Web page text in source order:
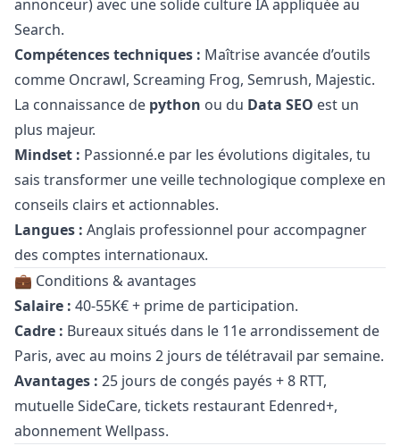
annonceur) avec une solide culture IA appliquée au
Search.
Compétences techniques : Maîtrise avancée d’outils
comme Oncrawl, Screaming Frog, Semrush, Majestic.
La connaissance de python ou du Data SEO est un
plus majeur.
Mindset : Passionné.e par les évolutions digitales, tu
sais transformer une veille technologique complexe en
conseils clairs et actionnables.
Langues : Anglais professionnel pour accompagner
des comptes internationaux.
💼 Conditions & avantages
Salaire : 40-55K€ + prime de participation.
Cadre : Bureaux situés dans le 11e arrondissement de
Paris, avec au moins 2 jours de télétravail par semaine.
Avantages : 25 jours de congés payés + 8 RTT,
mutuelle SideCare, tickets restaurant Edenred+,
abonnement Wellpass.